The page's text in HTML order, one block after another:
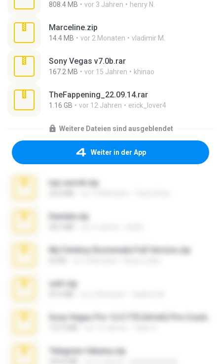
808.4 MB vor 3 Jahren henry N.
Marceline.zip
14.4 MB vor 2 Monaten vladimir M.
Sony Vegas v7.0b.rar
167.2 MB vor 15 Jahren khinao
TheFappening_22.09.14.rar
1.16 GB vor 12 Jahren erick_lover4
Weitere Dateien sind ausgeblendet
Weiter in der App
top secret.zip
Daniela.zip
My Femboy Roommate Full Version.zip
ouh!.zip
Telegram fabiana.zip